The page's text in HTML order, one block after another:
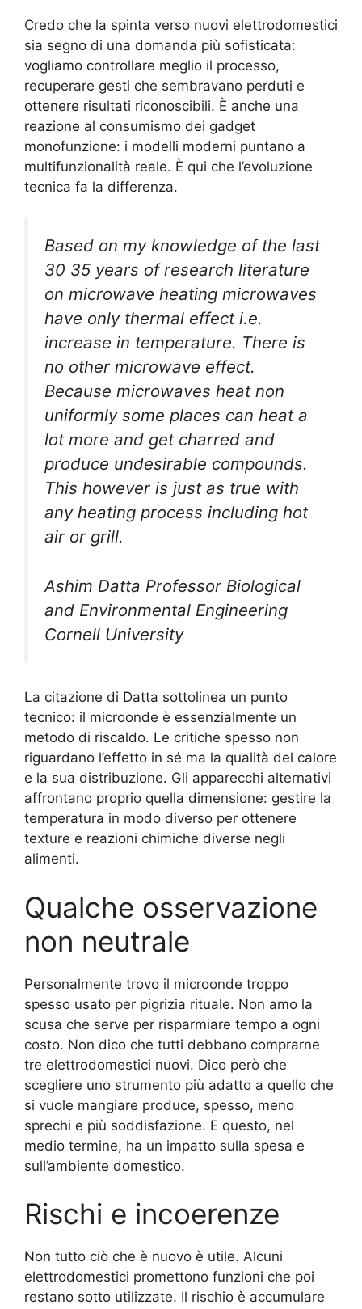
Credo che la spinta verso nuovi elettrodomestici
sia segno di una domanda più sofisticata:
vogliamo controllare meglio il processo,
recuperare gesti che sembravano perduti e
ottenere risultati riconoscibili. È anche una
reazione al consumismo dei gadget
monofunzione: i modelli moderni puntano a
multifunzionalità reale. È qui che l’evoluzione
tecnica fa la differenza.
Based on my knowledge of the last
30 35 years of research literature
on microwave heating microwaves
have only thermal effect i.e.
increase in temperature. There is
no other microwave effect.
Because microwaves heat non
uniformly some places can heat a
lot more and get charred and
produce undesirable compounds.
This however is just as true with
any heating process including hot
air or grill.
Ashim Datta Professor Biological
and Environmental Engineering
Cornell University
La citazione di Datta sottolinea un punto
tecnico: il microonde è essenzialmente un
metodo di riscaldo. Le critiche spesso non
riguardano l’effetto in sé ma la qualità del calore
e la sua distribuzione. Gli apparecchi alternativi
affrontano proprio quella dimensione: gestire la
temperatura in modo diverso per ottenere
texture e reazioni chimiche diverse negli
alimenti.
Qualche osservazione
non neutrale
Personalmente trovo il microonde troppo
spesso usato per pigrizia rituale. Non amo la
scusa che serve per risparmiare tempo a ogni
costo. Non dico che tutti debbano comprarne
tre elettrodomestici nuovi. Dico però che
scegliere uno strumento più adatto a quello che
si vuole mangiare produce, spesso, meno
sprechi e più soddisfazione. E questo, nel
medio termine, ha un impatto sulla spesa e
sull’ambiente domestico.
Rischi e incoerenze
Non tutto ciò che è nuovo è utile. Alcuni
elettrodomestici promettono funzioni che poi
restano sotto utilizzate. Il rischio è accumulare